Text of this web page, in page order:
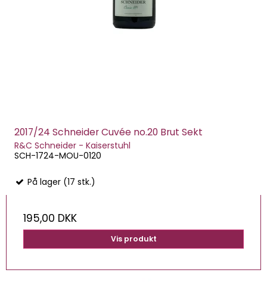
2017/24 Schneider Cuvée no.20 Brut Sekt
R&C Schneider - Kaiserstuhl
SCH-1724-MOU-0120
På lager (17 stk.)
195,00 DKK
Vis produkt